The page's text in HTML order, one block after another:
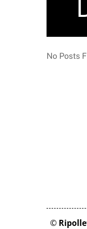
No Posts
©